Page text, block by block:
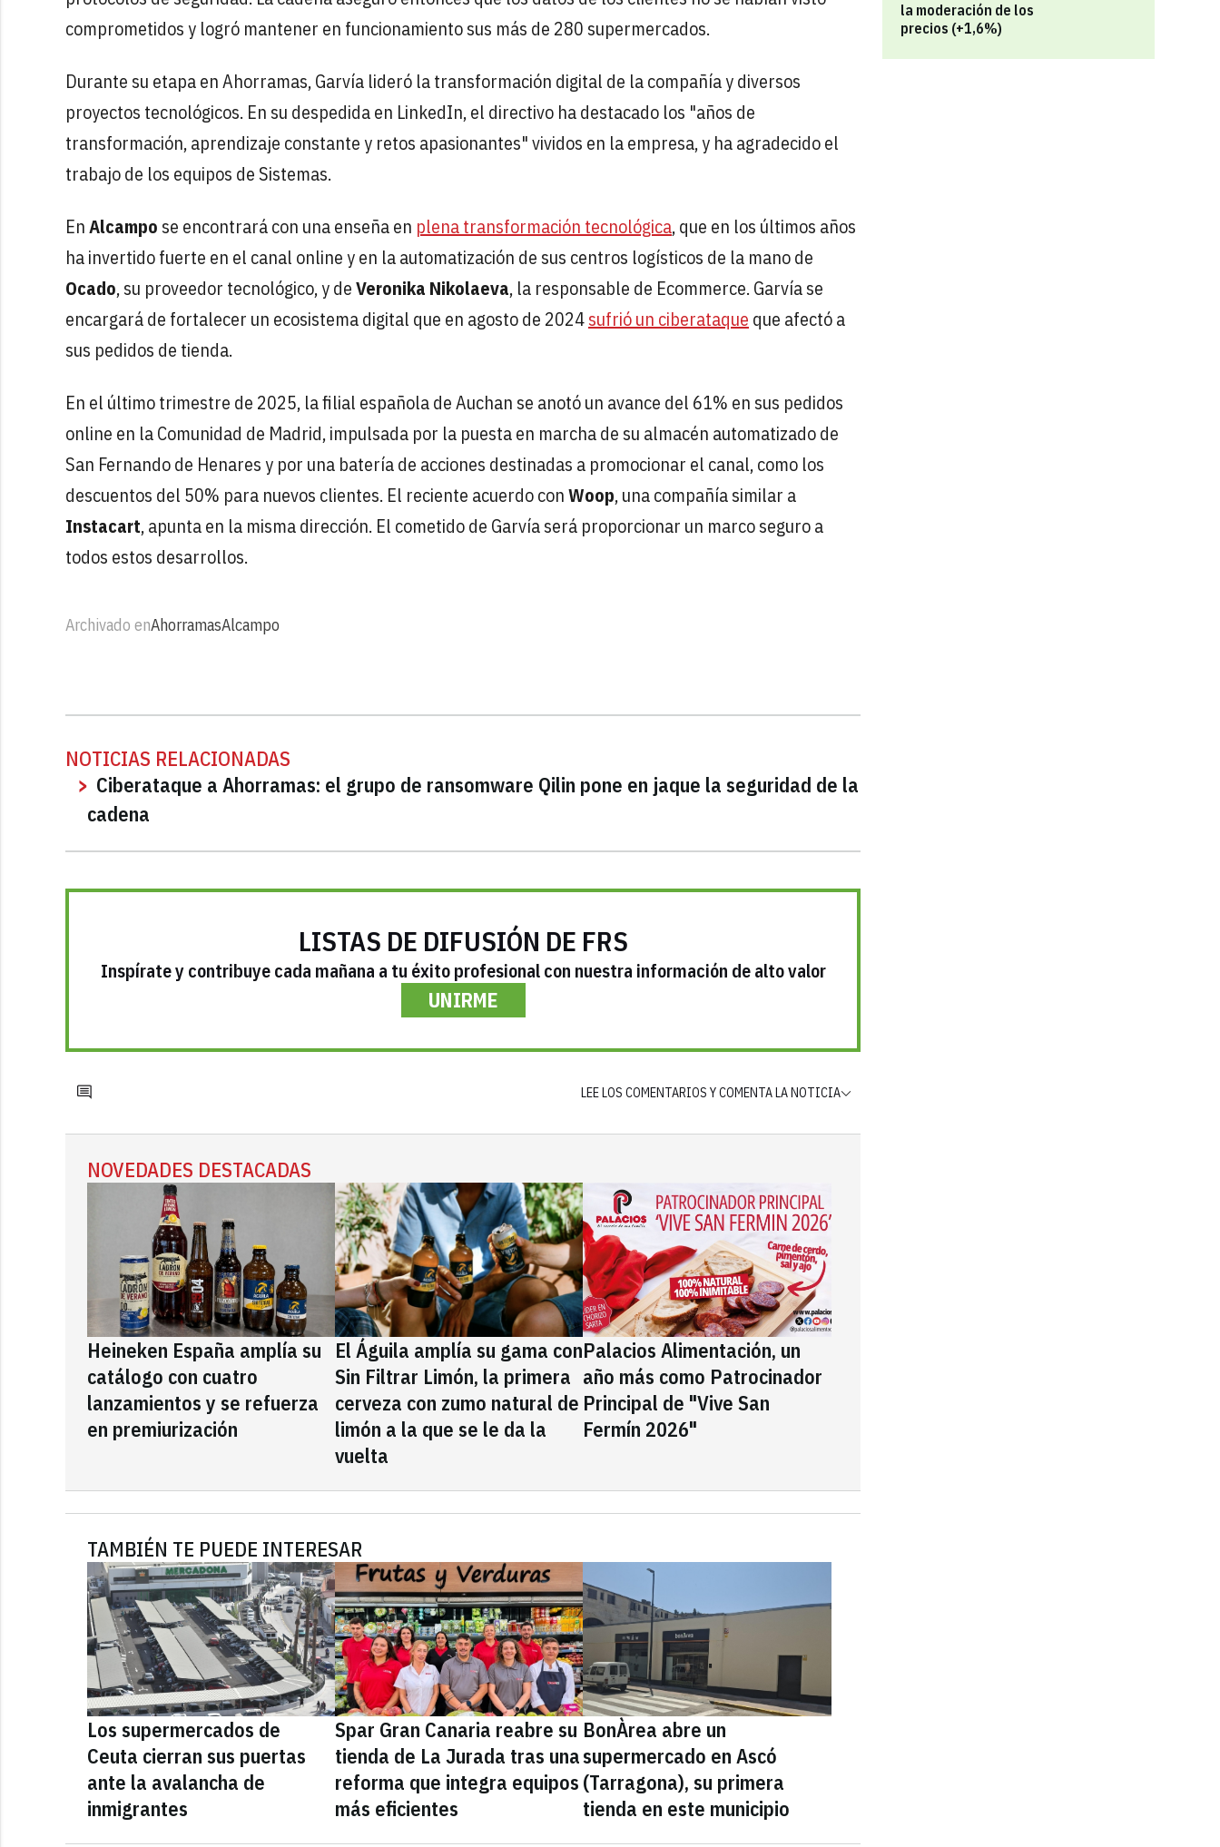
la moderación de los
precios (+1,6%)
comprometidos y logró mantener en funcionamiento sus más de 280 supermercados.
Durante su etapa en Ahorramas, Garvía lideró la transformación digital de la compañía y diversos
proyectos tecnológicos. En su despedida en LinkedIn, el directivo ha destacado los "años de
transformación, aprendizaje constante y retos apasionantes" vividos en la empresa, y ha agradecido el
trabajo de los equipos de Sistemas.
EnAlcampo se encontrará con una enseña en plena transformación tecnológica, que en los últimos años
ha invertido fuerte en el canal online y en la automatización de sus centros logísticos de la mano de
Ocado, su proveedor tecnológico, y deVeronika Nikolaeva, la responsable de Ecommerce. Garvía se
encargará de fortalecer un ecosistema digital que en agosto de 2024sufrió un ciberataque que afectó a
sus pedidos de tienda.
En el último trimestre de 2025, la filial española de Auchan se anotó un avance del 61% en sus pedidos
online en la Comunidad de Madrid, impulsada por la puesta en marcha de su almacén automatizado de
San Fernando de Henares y por una batería de acciones destinadas a promocionar el canal, como los
descuentos del 50% para nuevos clientes. El reciente acuerdo conWoop, una compañía similar a
Instacart, apunta en la misma dirección. El cometido de Garvía será proporcionar un marco seguro a
todos estos desarrollos.
Archivado enAhorramasAlcampo
NOTICIAS RELACIONADAS
Ciberataque a Ahorramas: el grupo de ransomware Qilin pone en jaque la seguridad de la
cadena
LISTAS DE DIFUSIÓN DE FRS
Inspírate y contribuye cada mañana a tu éxito profesional con nuestra información de alto valor
UNIRME
LEE LOS COMENTARIOS Y COMENTA LA NOTICIA
NOVEDADES DESTACADAS
Heineken España amplía su
catálogo con cuatro
lanzamientos y se refuerza
en premiurización
El Águila amplía su gama con
Sin Filtrar Limón, la primera
cerveza con zumo natural de
limón a la que se le da la
vuelta
Palacios Alimentación, un
año más como Patrocinador
Principal de "Vive San
Fermín 2026"
TAMBIÉN TE PUEDE INTERESAR
Los supermercados de
Ceuta cierran sus puertas
ante la avalancha de
inmigrantes
Spar Gran Canaria reabre su
tienda de La Jurada tras una
reforma que integra equipos
más eficientes
BonÀrea abre un
supermercado en Ascó
(Tarragona), su primera
tienda en este municipio